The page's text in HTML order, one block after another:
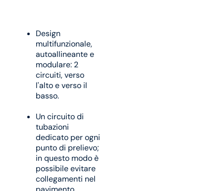
Design
multifunzionale,
autoallineante e
modulare: 2
circuiti, verso
l'alto e verso il
basso.
Un circuito di
tubazioni
dedicato per ogni
punto di prelievo;
in questo modo è
possibile evitare
collegamenti nel